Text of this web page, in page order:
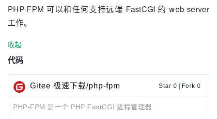
PHP-FPM 可以和任何支持远端 FastCGI 的 web server
工作。
收起
代码
Gitee 极速下载/php-fpm Star 0 Fork 0
PHP-FPM 是一个 PHP FastCGI 进程管理器